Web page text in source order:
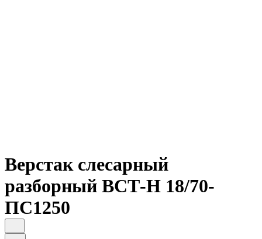
Верстак слесарный
разборный ВСТ-Н 18/70-
ПС1250